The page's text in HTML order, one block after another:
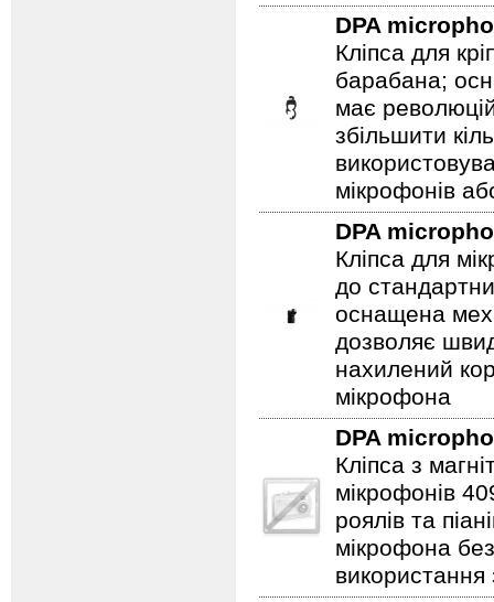
DPA
Кліпса для
барабана;
має
збільшити
мікрофонів
DPA
Кліпса для
до
оснащена
дозволяє
нахилений
мікрофона
DPA
Кліпса з
мікрофонів
роялів та
мікрофона